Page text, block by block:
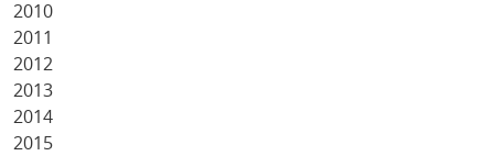
2010
2011
2012
2013
2014
2015